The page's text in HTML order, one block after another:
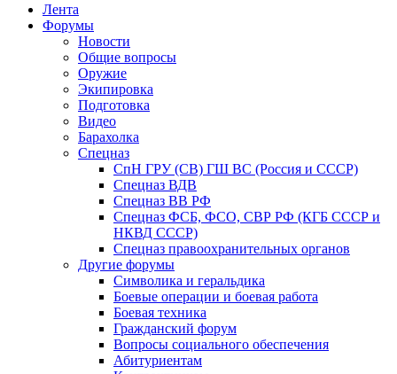
Лента
Форумы
Новости
Общие вопросы
Оружие
Экипировка
Подготовка
Видео
Барахолка
Спецназ
СпН ГРУ (СВ) ГШ ВС (Россия и СССР)
Спецназ ВДВ
Спецназ ВВ РФ
Спецназ ФСБ, ФСО, СВР РФ (КГБ СССР и
НКВД СССР)
Спецназ правоохранительных органов
Другие форумы
Символика и геральдика
Боевые операции и боевая работа
Боевая техника
Гражданский форум
Вопросы социального обеспечения
Абитуриентам